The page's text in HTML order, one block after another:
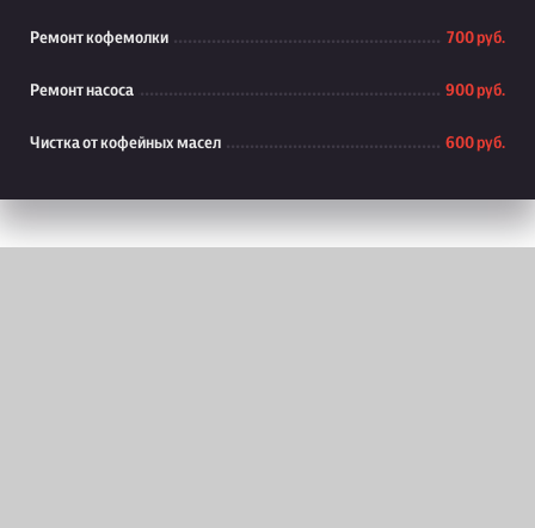
Ремонт кофемолки 700 руб.
Ремонт насоса 900 руб.
Чистка от кофейных масел 600 руб.